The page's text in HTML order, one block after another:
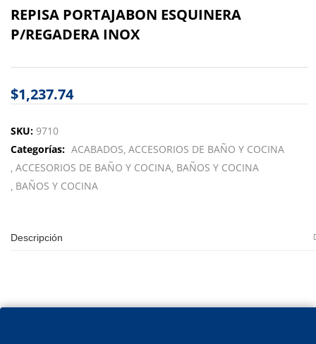
REPISA PORTAJABON ESQUINERA
P/REGADERA INOX
$1,237.74
SKU: 9710
Categorías: ACABADOS ACCESORIOS DE BAÑO Y COCINA
ACCESORIOS DE BAÑO Y COCINA BAÑOS Y COCINA
BAÑOS Y COCINA
Descripción